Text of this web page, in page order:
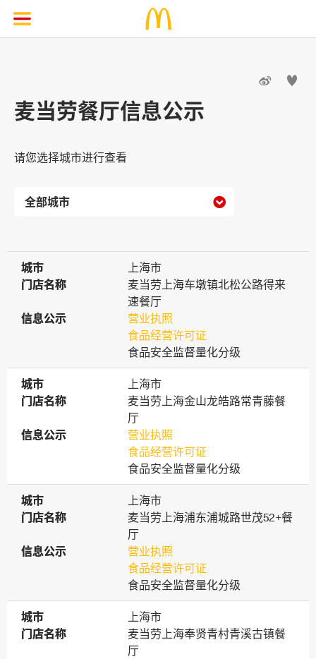
 
麦当劳餐厅信息公示
请您选择城市进行查看

城市
城市
上海市
门店名称
门店名称
麦当劳上海车墩镇北松公路得来
速餐厅
信息公示
信息公示
营业执照
食品经营许可证
食品安全监督量化分级
城市
城市
上海市
门店名称
门店名称
麦当劳上海金山龙皓路常青藤餐
厅
信息公示
信息公示
营业执照
食品经营许可证
食品安全监督量化分级
城市
城市
上海市
门店名称
门店名称
麦当劳上海浦东浦城路世茂52+餐
厅
信息公示
信息公示
营业执照
食品经营许可证
食品安全监督量化分级
城市
城市
上海市
门店名称
门店名称
麦当劳上海奉贤青村青溪古镇餐
厅